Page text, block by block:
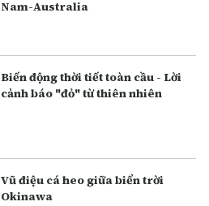
Nam-Australia
Biến động thời tiết toàn cầu - Lời
cảnh báo "đỏ" từ thiên nhiên
Vũ điệu cá heo giữa biển trời
Okinawa